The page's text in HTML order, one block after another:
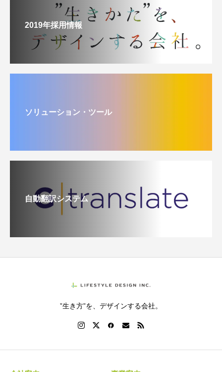
2019年採用情報
ソリューション・ツール
自動翻訳システム
”生き方”を、デザインする会社。